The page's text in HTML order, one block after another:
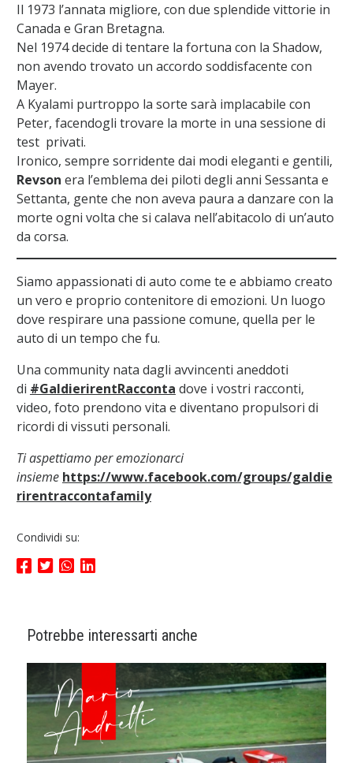
Il 1973 l’annata migliore, con due splendide vittorie in
Canada e Gran Bretagna.
Nel 1974 decide di tentare la fortuna con la Shadow,
non avendo trovato un accordo soddisfacente con
Mayer.
A Kyalami purtroppo la sorte sarà implacabile con
Peter, facendogli trovare la morte in una sessione di
test privati.
Ironico, sempre sorridente dai modi eleganti e gentili,
Revson era l’emblema dei piloti degli anni Sessanta e
Settanta, gente che non aveva paura a danzare con la
morte ogni volta che si calava nell’abitacolo di un’auto
da corsa.
Siamo appassionati di auto come te e abbiamo creato
un vero e proprio contenitore di emozioni. Un luogo
dove respirare una passione comune, quella per le
auto di un tempo che fu.
Una community nata dagli avvincenti aneddoti
di #GaldierirentRacconta dove i vostri racconti,
video, foto prendono vita e diventano propulsori di
ricordi di vissuti personali.
Ti aspettiamo per emozionarci
insieme https://www.facebook.com/groups/galdie
rirentraccontafamily
Condividi su:
Potrebbe interessarti anche